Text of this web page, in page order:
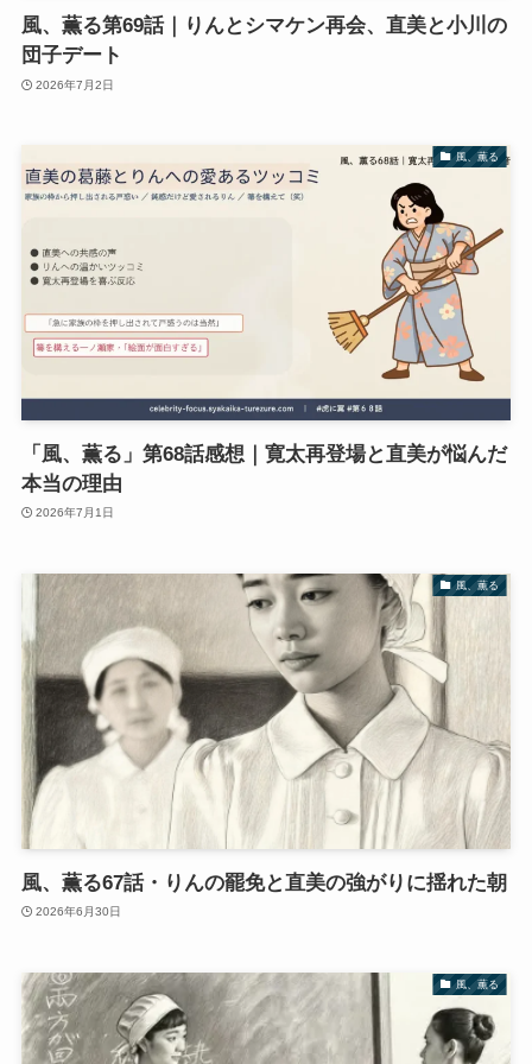
風、薫る第69話｜りんとシマケン再会、直美と小川の
団子デート
2026年7月2日
風、薫る
「風、薫る」第68話感想｜寛太再登場と直美が悩んだ
本当の理由
2026年7月1日
風、薫る
風、薫る67話・りんの罷免と直美の強がりに揺れた朝
2026年6月30日
風、薫る